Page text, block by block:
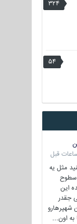
324
54
مثل یه
سطوح
این
جقدر
شهپرهارو
اون...